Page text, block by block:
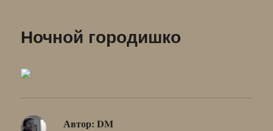
Ночной городишко
Автор: DM